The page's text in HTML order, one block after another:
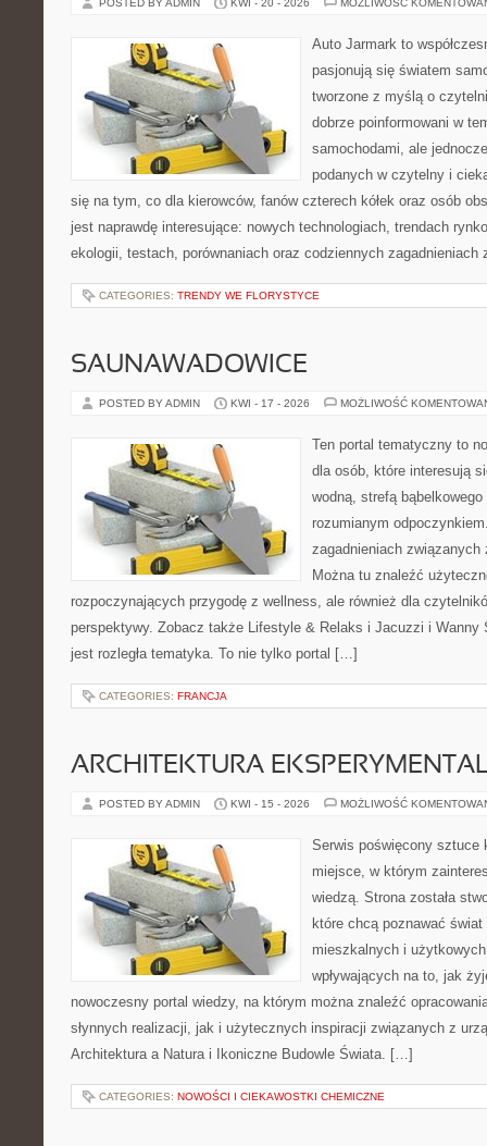
POSTED BY ADMIN KWI - 20 - 2026 MOŻLIWOŚĆ
Auto Jarmark to
pasjonują się światem
tworzone z myślą o
dobrze poinformowani w
samochodami, ale
podanych w czytelny i
się na tym, co dla kierowców, fanów czterech kółek oraz osób
jest naprawdę interesujące: nowych technologiach, trendach
ekologii, testach, porównaniach oraz codziennych
CATEGORIES: TRENDY WE FLORYSTYCE
SAUNAWADOWICE
POSTED BY ADMIN KWI - 17 - 2026 MOŻLIWOŚĆ
Ten portal tematyczny to
dla osób, które interesują
wodną, strefą
rozumianym
zagadnieniach
Można tu znaleźć
rozpoczynających przygodę z wellness, ale również dla
perspektywy. Zobacz także Lifestyle & Relaks i Jacuzzi i Wanny
jest rozległa tematyka. To nie tylko portal […]
CATEGORIES: FRANCJA
ARCHITEKTURA
POSTED BY ADMIN KWI - 15 - 2026 MOŻLIWOŚĆ
Serwis poświęcony sztuce
miejsce, w którym
wiedzą. Strona została
które chcą poznawać
mieszkalnych i
wpływających na to, jak
nowoczesny portal wiedzy, na którym można znaleźć
słynnych realizacji, jak i użytecznych inspiracji związanych z
Architektura a Natura i Ikoniczne Budowle Świata. […]
CATEGORIES: NOWOŚCI I CIEKAWOSTKI CHEMICZNE